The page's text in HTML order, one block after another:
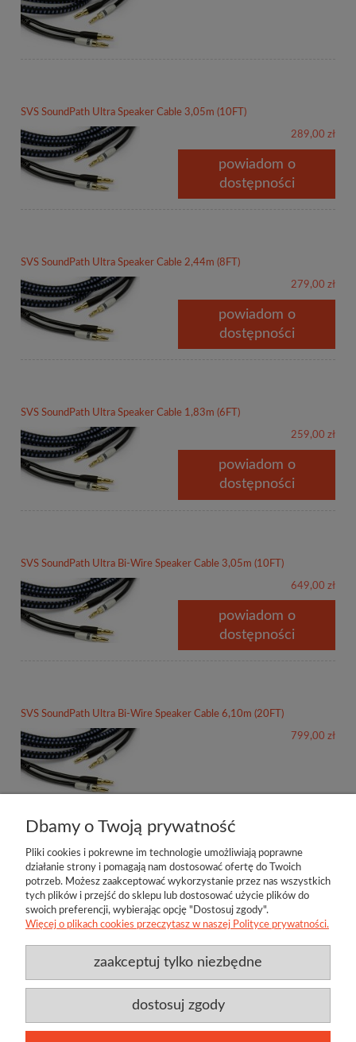
SVS SoundPath Ultra Speaker Cable 3,05m (10FT)
289,00 zł
powiadom o
dostępności
SVS SoundPath Ultra Speaker Cable 2,44m (8FT)
279,00 zł
powiadom o
dostępności
SVS SoundPath Ultra Speaker Cable 1,83m (6FT)
259,00 zł
powiadom o
dostępności
SVS SoundPath Ultra Bi-Wire Speaker Cable 3,05m (10FT)
649,00 zł
powiadom o
dostępności
SVS SoundPath Ultra Bi-Wire Speaker Cable 6,10m (20FT)
799,00 zł
Polityka prywatności
Twój koszyk
Dbamy o Twoją prywatność
Pliki cookies i pokrewne im technologie umożliwiają poprawne
działanie strony i pomagają nam dostosować ofertę do Twoich
potrzeb. Możesz zaakceptować wykorzystanie przez nas wszystkich
tych plików i przejść do sklepu lub dostosować użycie plików do
swoich preferencji, wybierając opcję "Dostosuj zgody".
Więcej o plikach cookies przeczytasz w naszej Polityce prywatności.
zaakceptuj tylko niezbędne
dostosuj zgody